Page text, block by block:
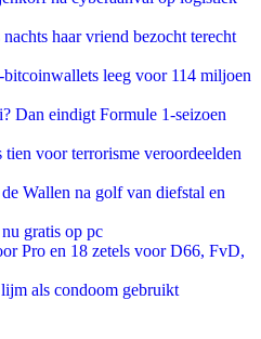
haar vriend bezocht terecht
leeg voor 114 miljoen
Dan eindigt Formule 1-seizoen
tien voor terrorisme veroordeelden
Wallen na golf van diefstal en
gratis op pc
Pro en 18 zetels voor D66, FvD,
als condoom gebruikt